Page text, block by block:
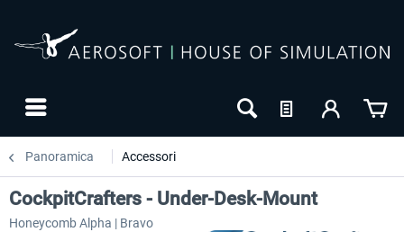
Panoramica Accessori
CockpitCrafters - Under-Desk-Mount
Honeycomb Alpha | Bravo